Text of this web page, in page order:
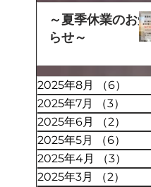
～夏季休業のお知
らせ～
2025年8月 （6）
2025年7月
（3）
2025年6月
（2）
2025年5月
（6）
2025年4月
（3）
2025年3月
（2）